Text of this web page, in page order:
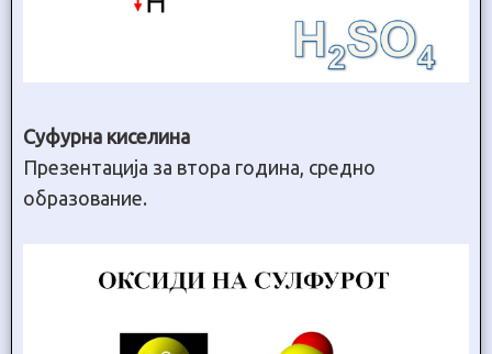
Суфурна киселина
Презентација за втора година, средно
образование.